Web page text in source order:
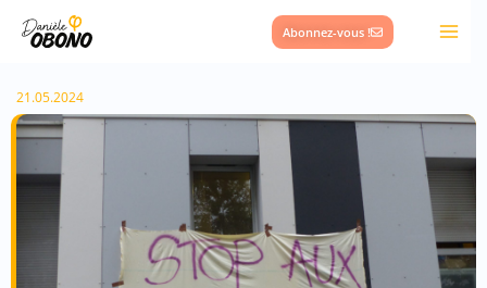
Abonnez-vous !
21.05.2024